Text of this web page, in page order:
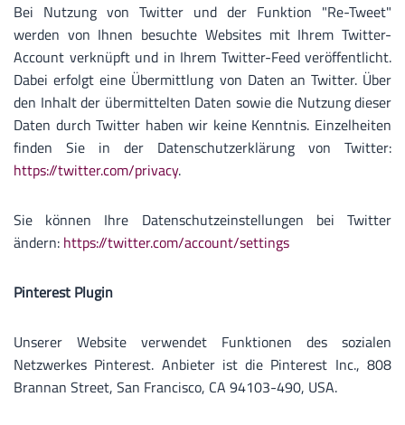
Bei Nutzung von Twitter und der Funktion "Re-Tweet"
werden von Ihnen besuchte Websites mit Ihrem Twitter-
Account verknüpft und in Ihrem Twitter-Feed veröffentlicht.
Dabei erfolgt eine Übermittlung von Daten an Twitter. Über
den Inhalt der übermittelten Daten sowie die Nutzung dieser
Daten durch Twitter haben wir keine Kenntnis. Einzelheiten
finden Sie in der Datenschutzerklärung von Twitter:
https://twitter.com/privacy.
Sie können Ihre Datenschutzeinstellungen bei Twitter
ändern: https://twitter.com/account/settings
Pinterest Plugin
Unserer Website verwendet Funktionen des sozialen
Netzwerkes Pinterest. Anbieter ist die Pinterest Inc., 808
Brannan Street, San Francisco, CA 94103-490, USA.